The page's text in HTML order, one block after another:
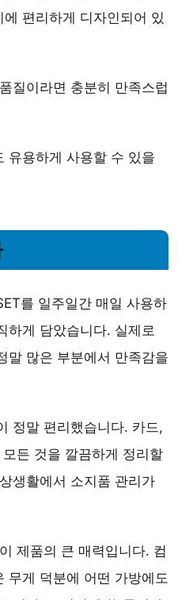
편리하게 디자인되어 있
질이라면 충분히 만족스럽
유용하게 사용할 수 있을
를 일주일간 매일 사용하
하게 담았습니다. 실제로
말 많은 부분에서 만족감을
정말 편리했습니다. 카드,
든 것을 깔끔하게 정리할
생활에서 소지품 관리가
제품의 큰 매력입니다. 컴
무게 덕분에 어떤 가방에도